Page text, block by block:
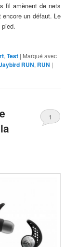
fil amènent de nets
un défaut. Le
,Test | Marqué avec
RUN, RUN |
1